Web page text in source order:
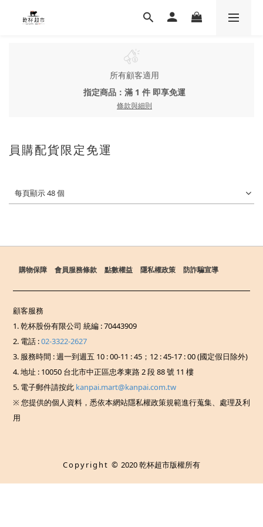
所有顧客適用
指定商品：滿 1 件 即享免運
條款與細則
員購配貨限定免運
每頁顯示 48 個
購物保障 會員服務條款 點數權益 隱私權政策 防詐騙宣導
顧客服務
1. 乾杯股份有限公司 統編 : 70443909
2. 電話 :02-3322-2627
3. 服務時間 : 週一到週五 10 : 00-11 : 45；12 : 45-17 : 00 (國定假日除外)
4. 地址 : 10050 台北市中正區忠孝東路 2 段 88 號 11 樓
5. 電子郵件請按此 kanpai.mart@kanpai.com.tw
※ 您提供的個人資料，悉依本網站隱私權政策規範進行蒐集、處理及利
用
Copyright © 2020 乾杯超市版權所有